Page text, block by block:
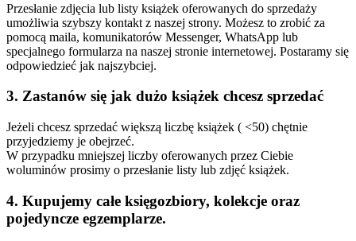
Przesłanie zdjęcia lub listy książek oferowanych do sprzedaży
umożliwia szybszy kontakt z naszej strony. Możesz to zrobić za
pomocą maila, komunikatorów Messenger, WhatsApp lub
specjalnego formularza na naszej stronie internetowej. Postaramy się
odpowiedzieć jak najszybciej.
3. Zastanów się jak dużo książek chcesz sprzedać
Jeżeli chcesz sprzedać większą liczbę książek ( <50) chętnie
przyjedziemy je obejrzeć.
W przypadku mniejszej liczby oferowanych przez Ciebie
woluminów prosimy o przesłanie listy lub zdjęć książek.
4. Kupujemy całe księgozbiory, kolekcje oraz
pojedyncze egzemplarze.